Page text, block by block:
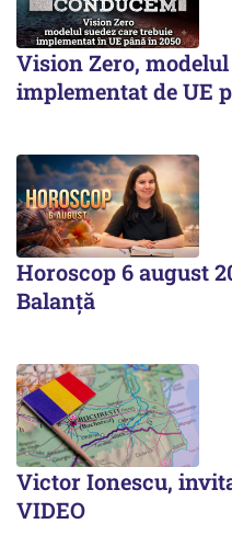
Vision Zero,
implementat de UE
Horoscop 6 august
Balanță
Victor Ionescu,
VIDEO